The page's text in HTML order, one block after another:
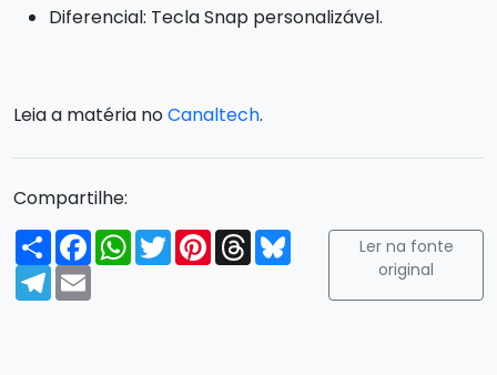
Diferencial: Tecla Snap personalizável.
Leia a matéria noCanaltech.
Compartilhe:
Compartilhar
FacebookWhatsApp
TwitterPinterest
ThreadsBluesky
Telegram
Email
Ler na fonte
original